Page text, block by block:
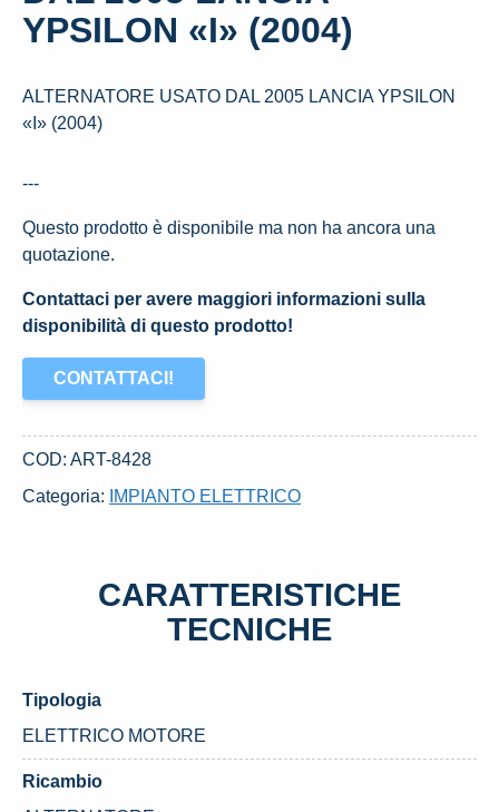
YPSILON «I» (2004)
ALTERNATORE USATO DAL 2005 LANCIA YPSILON
«I» (2004)
---
Questo prodotto è disponibile ma non ha ancora una
quotazione.
Contattaci per avere maggiori informazioni sulla
disponibilità di questo prodotto!
CONTATTACI!
COD: ART-8428
Categoria:
IMPIANTO ELETTRICO
CARATTERISTICHE
TECNICHE
Tipologia
ELETTRICO MOTORE
Ricambio